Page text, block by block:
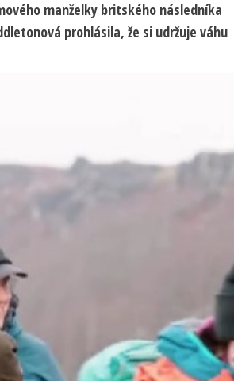
manželky britského následníka
prohlásila, že si udržuje váhu